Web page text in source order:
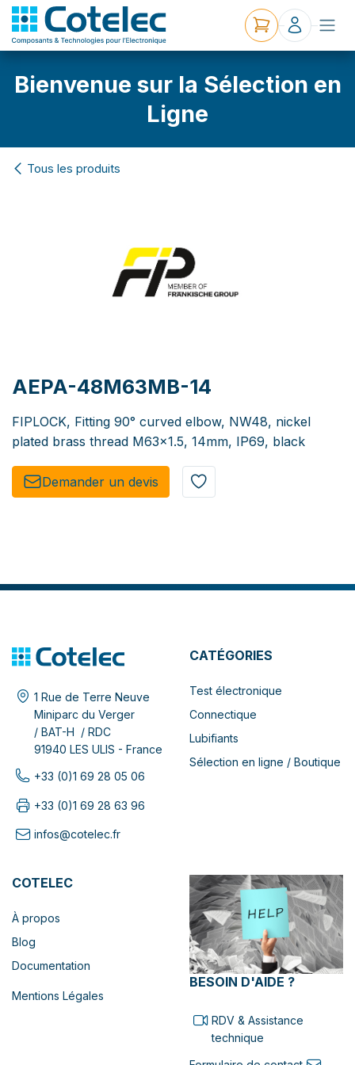
Bienvenue sur la Sélection en
Ligne
Tous les produits
AEPA-48M63MB-14
FIPLOCK, Fitting 90° curved elbow, NW48, nickel
plated brass thread M63x1.5, 14mm, IP69, black
Demander un de​​vis​​
1 Rue de Terre Neuve
Miniparc du Verger
/ BAT-H / RDC
91940 LES ULIS - France
+33 (0)1 69 28 05 06
+33 (0)1 69 28 63 96
infos@cotelec.fr
CATÉGORIES
Test électronique
Connectique
Lubifiants
Sélection en ligne / Boutique
COTELEC
À propos
Blog
Documentation
Mentions Légales
BESOIN D'AIDE ?
RDV & Assistance
technique